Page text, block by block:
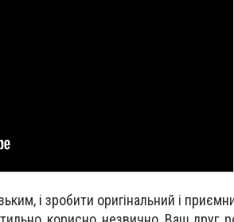
і зробити оригінальний і